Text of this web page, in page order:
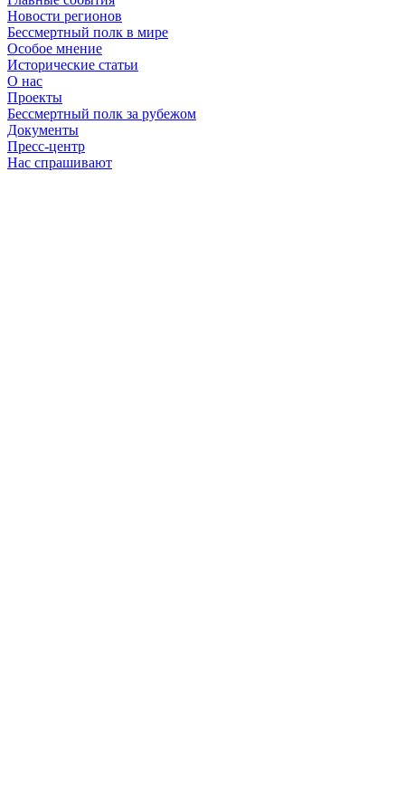
Новости регионов
Бессмертный полк в мире
Особое мнение
Исторические статьи
О нас
Проекты
Бессмертный полк за рубежом
Документы
Пресс-центр
Нас спрашивают